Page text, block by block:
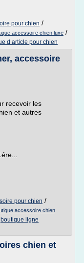
pour chien /
accessoire chien luxe /
d article pour chien
accessoire
recevoir les
et autres
pour chien /
accessoire chien
boutique ligne
chien et